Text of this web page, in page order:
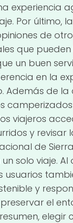
experiencia
Por último,
de
que pueden
un buen
en la
Además de
viajeros
y revisar
de
solo viaje.
usuarios
y
el
elegir